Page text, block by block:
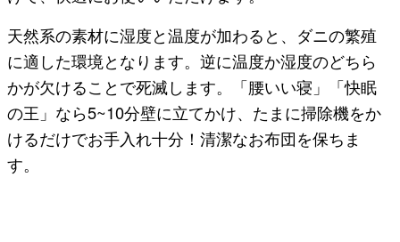
天然系の素材に湿度と温度が加わると、ダニの繁殖
に適した環境となります。逆に温度か湿度のどちら
かが欠けることで死滅します。「腰いい寝」「快眠
の王」なら5~10分壁に立てかけ、たまに掃除機をか
けるだけでお手入れ十分！清潔なお布団を保ちま
す。